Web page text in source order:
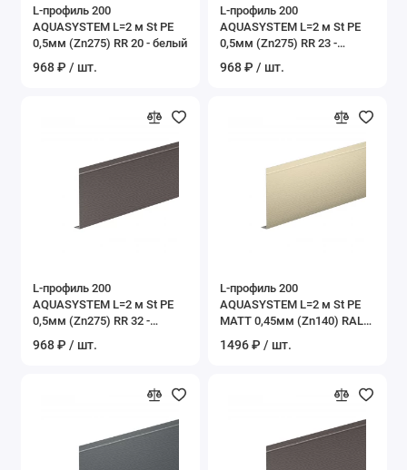
L-профиль 200
AQUASYSTEM L=2 м St PE
0,5мм (Zn275) RR 20 - белый
968 ₽ / шт.
L-профиль 200
AQUASYSTEM L=2 м St PE
0,5мм (Zn275) RR 23 -
968 ₽ / шт.
L-профиль 200
AQUASYSTEM L=2 м St PE
0,5мм (Zn275) RR 32 -
968 ₽ / шт.
L-профиль 200
AQUASYSTEM L=2 м St PE
MATT 0,45мм (Zn140) RAL
1496 ₽ / шт.